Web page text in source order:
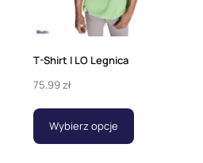
T-Shirt I LO Legnica
75.99 zł
Wybierz opcje